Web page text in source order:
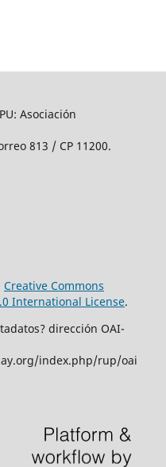
Asociación
813 / CP 11200.
Creative Commons
International License.
dirección OAI-
index.php/rup/oai